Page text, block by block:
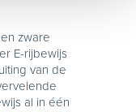
zware
E-rijbewijs
van de
al in één